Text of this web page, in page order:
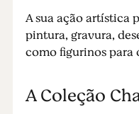
A sua ação artística
pintura, gravura,
como figurinos para
A Coleção